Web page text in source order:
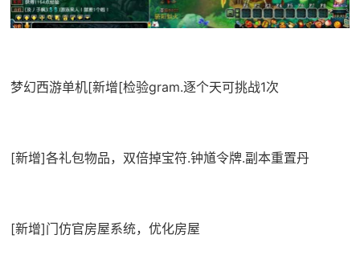
梦幻西游单机[新增[检验gram.逐个天可挑战1次
[新增]各礼包物品，双倍掉宝符.钟馗令牌.副本重置丹
[新增]门仿官房屋系统，优化房屋